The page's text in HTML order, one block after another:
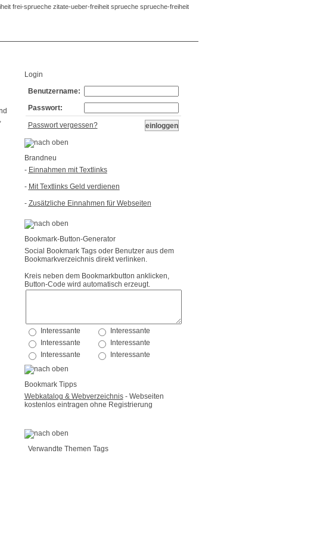
frei-sprueche zitate-ueber-freiheit sprueche sprueche-freiheit
Login
Benutzername:
Passwort:
Passwort vergessen?
Brandneu
- Einnahmen mit Textlinks
- Mit Textlinks Geld verdienen
- Zusätzliche Einnahmen für Webseiten
Bookmark-Button-Generator
Social Bookmark Tags oder Benutzer aus dem
Bookmarkverzeichnis direkt verlinken.
Kreis neben dem Bookmarkbutton anklicken,
Button-Code wird automatisch erzeugt.
Bookmark Tipps
Webkatalog & Webverzeichnis- Webseiten
kostenlos eintragen ohne Registrierung
Verwandte Themen Tags